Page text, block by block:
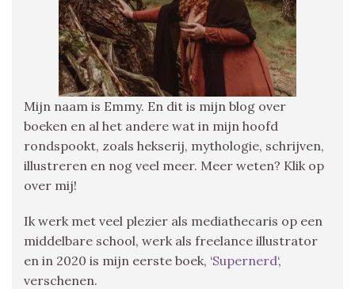
Mijn naam is Emmy. En dit is mijn blog over
boeken en al het andere wat in mijn hoofd
rondspookt, zoals hekserij, mythologie, schrijven,
illustreren en nog veel meer. Meer weten? Klik op
over mij!
Ik werk met veel plezier als mediathecaris op een
middelbare school, werk als freelance illustrator
en in 2020 is mijn eerste boek, ‘Supernerd‘,
verschenen.